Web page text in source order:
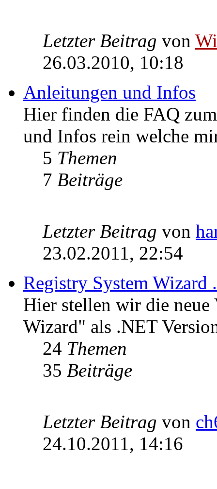
Letzter Beitrag von
26.03.2010, 10:18
Anleitungen und Infos
Hier finden die FAQ
und Infos rein welche
5 Themen
7 Beiträge
Letzter Beitrag von
23.02.2011, 22:54
Registry System Wizard
Hier stellen wir die neue
Wizard" als .NET
24 Themen
35 Beiträge
Letzter Beitrag von
24.10.2011, 14:16